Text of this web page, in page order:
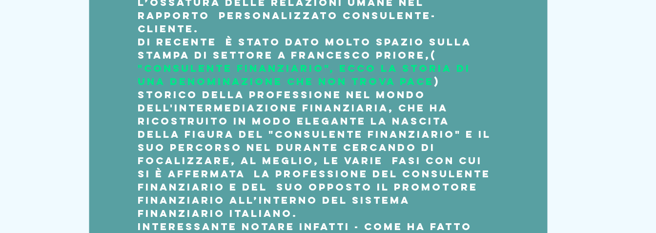
rapporto  personalizzato consulente-
cliente.
Di recente  è stato dato molto spazio sulla
stampa di settore a Francesco Priore,(
"Consulente finanziario", ecco la storia di
una denominazione che non trova pace )
storico della professione nel mondo
dell'intermediazione finanziaria, che ha
ricostruito in modo elegante la nascita
della figura del "consulente finanziario" e il
suo percorso nel durante cercando di
focalizzare, al meglio, le varie  fasi con cui
si è affermata  la professione del Consulente
finanziario e del  suo opposto il Promotore
finanziario all’interno del sistema
finanziario italiano.
Interessante notare infatti - come ha fatto